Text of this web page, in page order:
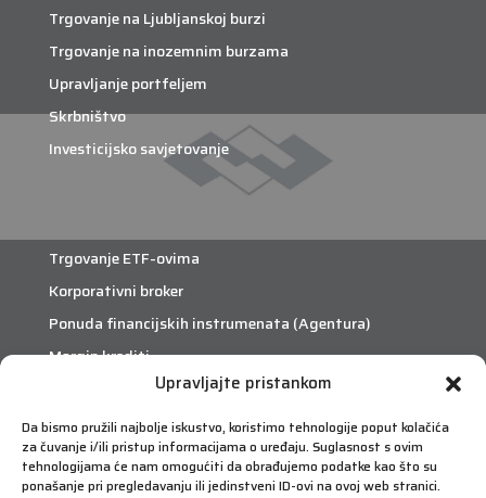
Upravljajte pristankom
Da bismo pružili najbolje iskustvo, koristimo tehnologije poput kolačića
za čuvanje i/ili pristup informacijama o uređaju. Suglasnost s ovim
tehnologijama će nam omogućiti da obrađujemo podatke kao što su
ponašanje pri pregledavanju ili jedinstveni ID-ovi na ovoj web stranici.
Trgovanje na Ljubljanskoj burzi
Trgovanje na inozemnim burzama
Upravljanje portfeljem
Skrbništvo
Investicijsko savjetovanje
Trgovanje ETF-ovima
Korporativni broker
Ponuda financijskih instrumenata (Agentura)
Margin krediti
eTrade
Što je eTrade?